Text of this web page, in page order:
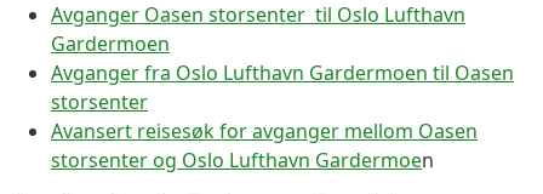
Avganger Oasen storsenter til Oslo Lufthavn
Gardermoen
Avganger fra Oslo Lufthavn Gardermoen til Oasen
storsenter
Avansert reisesøk for avganger mellom Oasen
storsenter og Oslo Lufthavn Gardermoen